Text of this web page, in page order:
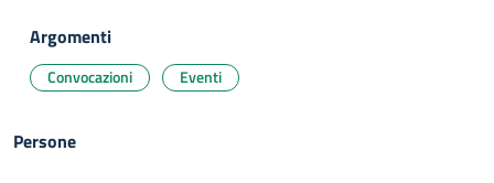
Argomenti
Convocazioni Eventi
Persone